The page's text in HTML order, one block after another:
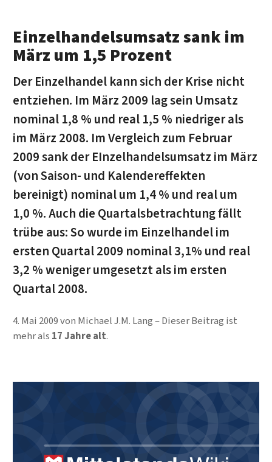
Einzelhandelsumsatz sank im
März um 1,5 Prozent
Der Einzelhandel kann sich der Krise nicht
entziehen. Im März 2009 lag sein Umsatz
nominal 1,8 % und real 1,5 % niedriger als
im März 2008. Im Vergleich zum Februar
2009 sank der EInzelhandelsumsatz im März
(von Saison- und Kalendereffekten
bereinigt) nominal um 1,4 % und real um
1,0 %. Auch die Quartalsbetrachtung fällt
trübe aus: So wurde im Einzelhandel im
ersten Quartal 2009 nominal 3,1% und real
3,2 % weniger umgesetzt als im ersten
Quartal 2008.
4. Mai 2009von Michael J.M. Lang
Dieser Beitrag ist
mehr als 17 Jahre alt.